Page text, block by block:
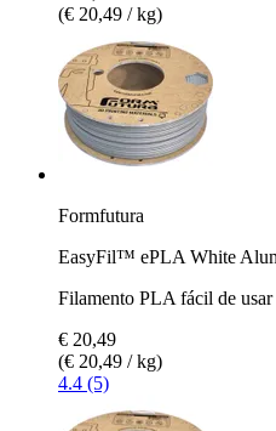
(€ 20,49 / kg)
Formfutura
EasyFil™ ePLA White
Filamento PLA fácil de usar
€ 20,49
(€ 20,49 / kg)
4.4 (5)